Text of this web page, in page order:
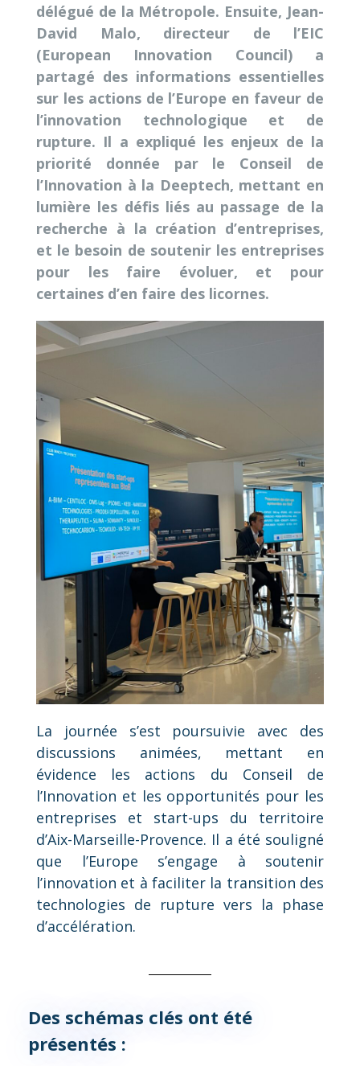
délégué de la Métropole. Ensuite, Jean-
David Malo, directeur de l’EIC
(European Innovation Council) a
partagé des informations essentielles
sur les actions de l’Europe en faveur de
l’innovation technologique et de
rupture. Il a expliqué les enjeux de la
priorité donnée par le Conseil de
l’Innovation à la Deeptech, mettant en
lumière les défis liés au passage de la
recherche à la création d’entreprises,
et le besoin de soutenir les entreprises
pour les faire évoluer, et pour
certaines d’en faire des licornes.
La journée s’est poursuivie avec des
discussions animées, mettant en
évidence les actions du Conseil de
l’Innovation et les opportunités pour les
entreprises et start-ups du territoire
d’Aix-Marseille-Provence. Il a été souligné
que l’Europe s’engage à soutenir
l’innovation et à faciliter la transition des
technologies de rupture vers la phase
d’accélération.
Des schémas clés ont été
présentés :